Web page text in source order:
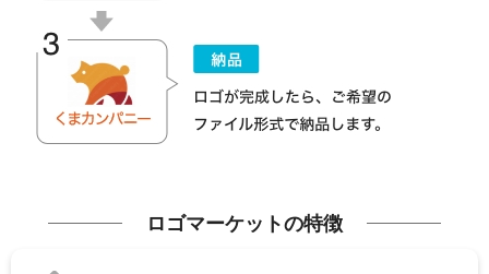
ロゴマーケットの特徴